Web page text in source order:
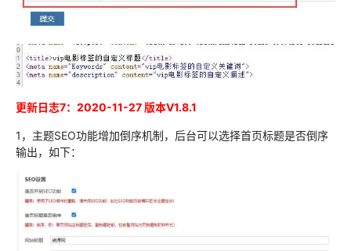
更新日志7：2020-11-27 版本V1.8.1
1，主题SEO功能增加倒序机制，后台可以选择首页标题是否倒序
输出，如下：